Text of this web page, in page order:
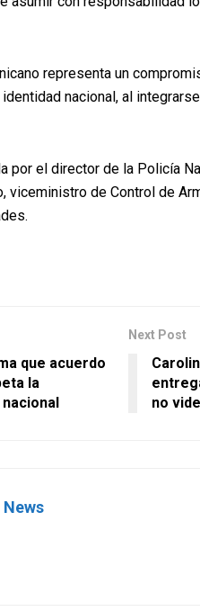
representa un
nacional, al
por el director de la Policía
viceministro de Control de
que acuerdo
la
Next Post
no